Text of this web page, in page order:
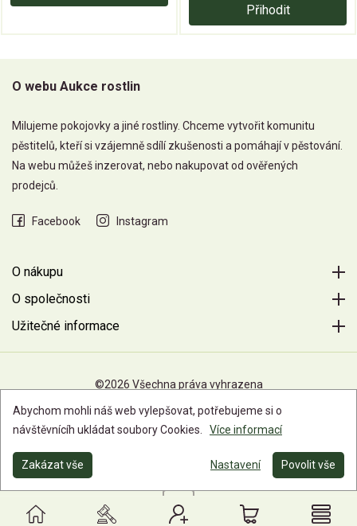
Přihodit
O webu Aukce rostlin
Milujeme pokojovky a jiné rostliny. Chceme vytvořit komunitu
pěstitelů, kteří si vzájemně sdílí zkušenosti a pomáhají v pěstování.
Na webu můžeš inzerovat, nebo nakupovat od ověřených
prodejců.
Facebook Instagram
O nákupu
O společnosti
Užitečné informace
©2026 Všechna práva vyhrazena
Abychom mohli náš web vylepšovat, potřebujeme si o
návštěvnícíh ukládat soubory Cookies.
Více informací
Zakázat vše Nastavení Povolit vše